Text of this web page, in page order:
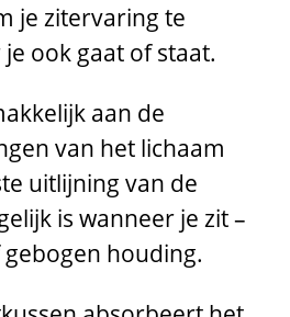
je zitervaring te
ook gaat of staat.
aan de
van het lichaam
uitlijning van de
is wanneer je zit –
houding.